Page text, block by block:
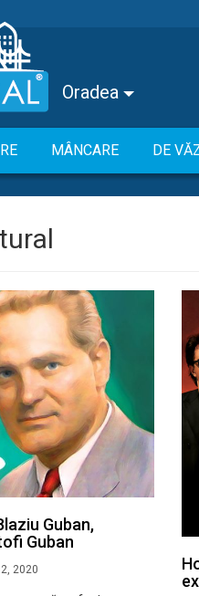
Oradea
MÂNCARE DE
Guban,
Guban
2020